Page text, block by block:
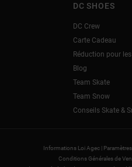
DC SHOES
DC Crew
Carte Cadeau
Réduction pour
Blog
Team Skate
Team Snow
Conseils Skate &
Informations Loi Agec |
Conditions Générales de